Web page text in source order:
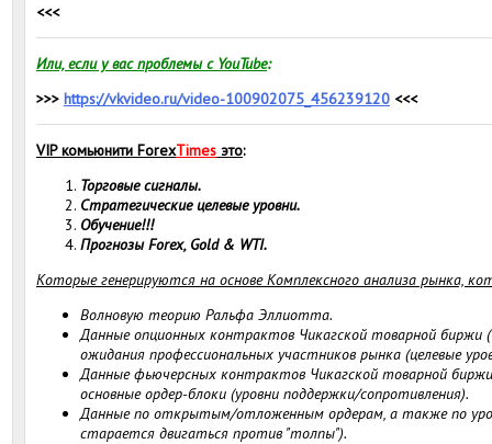
<<<
Или, если у вас проблемы с YouTube:
>>> https://vkvideo.ru/video-100902075_456239120 <<<
VIP комьюнити ForexTimes это:
Торговые сигналы.
Стратегические целевые уровни.
Обучение!!!
Прогнозы Forex, Gold & WTI.
Которые генерируются на основе Комплексного анализа рынка,
Волновую теорию Ральфа Эллиотта.
Данные опционных контрактов Чикагской товарной
ожидания профессиональных участников рынка (целевые
Данные фьючерсных контрактов Чикагской товарной
основные ордер-блоки (уровни поддержки/сопротивления).
Данные по открытым/отложенным ордерам, а также по
старается двигаться против "толпы").